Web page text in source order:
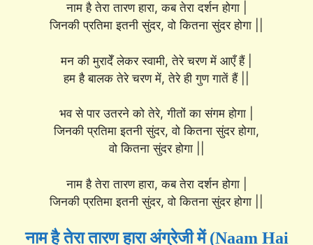
नाम है तेरा तारण हारा, कब तेरा दर्शन होगा |
जिनकी प्रतिमा इतनी सुंदर, वो कितना सुंदर होगा ||
मन की मुरादेँ लेकर स्वामी, तेरे चरण में आएँ हैं |
हम है बालक तेरे चरण में, तेरे ही गुण गातें हैं ||
भव से पार उतरने को तेरे, गीतों का संगम होगा |
जिनकी प्रतिमा इतनी सुंदर, वो कितना सुंदर होगा,
वो कितना सुंदर होगा ||
नाम है तेरा तारण हारा, कब तेरा दर्शन होगा |
जिनकी प्रतिमा इतनी सुंदर, वो कितना सुंदर होगा ||
नाम है तेरा तारण हारा अंग्रेजी में (Naam Hai